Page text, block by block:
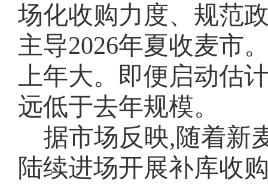
场化收购力度、规范
主导2026年夏收麦市
上年大。即便启动估
远低于去年规模。
据市场反映,随着新
陆续进场开展补库收